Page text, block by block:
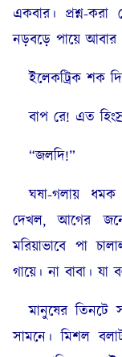
একবার। প্রশ্ন-
নড়বড়ে পায়ে আবার
ইলেকট্রিক শক
বাপ রে! এত
“জলদি!”
ঘষা-গলায়
দেখল, আগের
মরিয়াভাবে পা
গায়ে। না বাবা।
মানুষের
সামনে। মিশল